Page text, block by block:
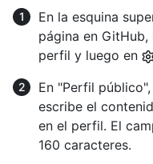
En la esquina
página en
perfil y luego en
En "Perfil
escribe el
en el perfil. El
160 caracteres.